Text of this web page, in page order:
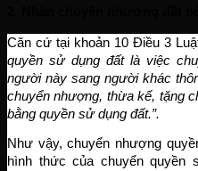
Căn cứ tại khoản 10 Điều 3
quyền sử dụng đất là việc
người này sang người khác
chuyển nhượng, thừa kế, tặng
bằng quyền sử dụng đất.”.
Như vậy, chuyển nhượng
hình thức của chuyển